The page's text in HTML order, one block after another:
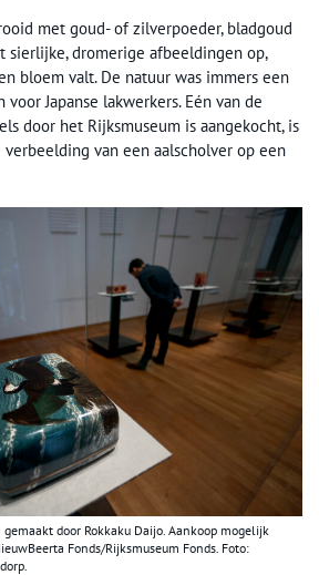
met goud- of zilverpoeder, bladgoud
sierlijke, dromerige afbeeldingen op,
bloem valt. De natuur was immers een
Japanse lakwerkers. Eén van de
door het Rijksmuseum is aangekocht, is
van een aalscholver op een
door Rokkaku Daijo. Aankoop mogelijk
Fonds/Rijksmuseum Fonds. Foto: